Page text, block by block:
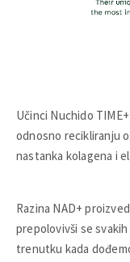
Učinci Nuchido
odnosno recikliranju
nastanka kolagena i
Razina NAD+
prepolovivši se
trenutku kada